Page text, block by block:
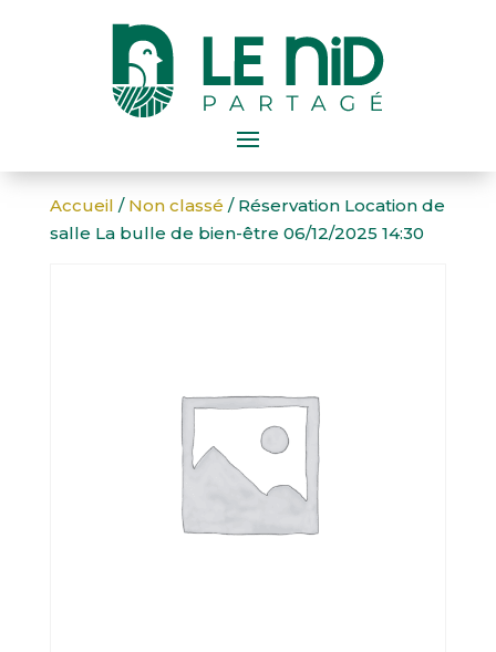
Accueil / Non classé / Réservation Location de
salle La bulle de bien-être 06/12/2025 14:30